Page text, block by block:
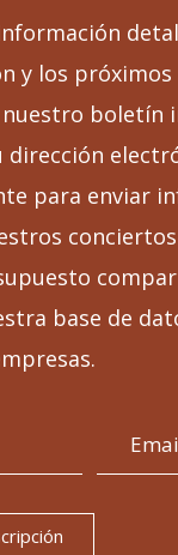
y los próximos
nuestro boletín
dirección
para enviar
base de